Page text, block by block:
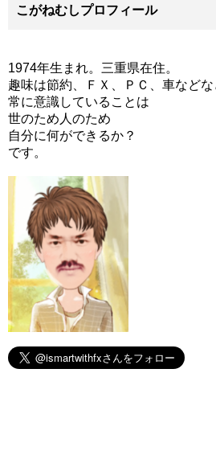
こがねむしプロフィール
1974年生まれ。三重県在住。
趣味は節約、ＦＸ、ＰＣ、車などな
常に意識していることは
世のため人のため
自分に何ができるか？
です。